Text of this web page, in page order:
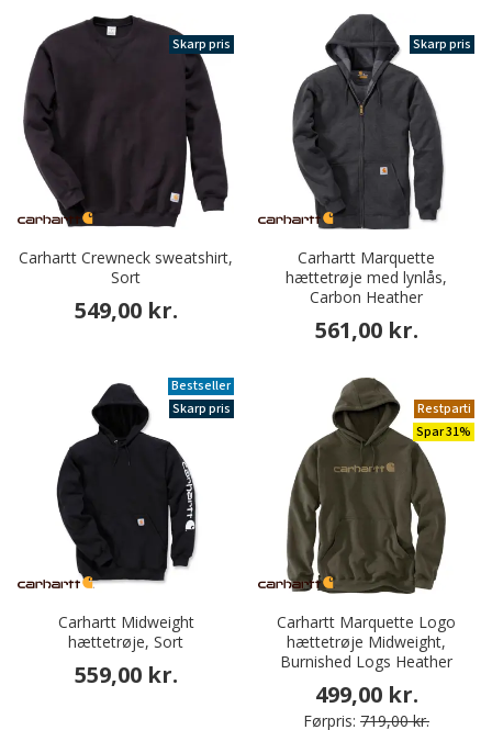
Skarp pris
Carhartt Crewneck sweatshirt,
Sort
549,00 kr.
Skarp pris
Carhartt Marquette
hættetrøje med lynlås,
Carbon Heather
561,00 kr.
Bestseller
Skarp pris
Carhartt Midweight
hættetrøje, Sort
559,00 kr.
Restparti
Spar 31%
Carhartt Marquette Logo
hættetrøje Midweight,
Burnished Logs Heather
499,00 kr.
Førpris: 719,00 kr.